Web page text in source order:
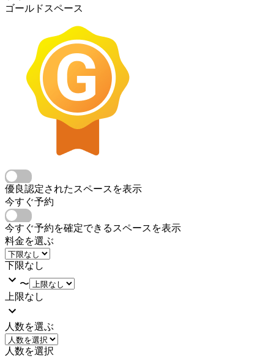
ゴールドスペース
優良認定されたスペースを表示
今すぐ予約
今すぐ予約を確定できるスペースを表示
料金を選ぶ
下限なし
〜
上限なし
人数を選ぶ
人数を選択